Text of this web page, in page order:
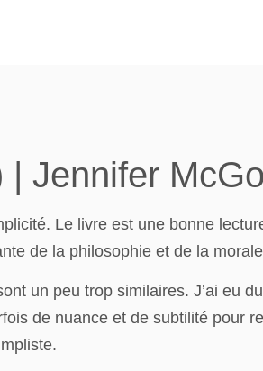
Jennifer
Le livre est une bonne
de la philosophie et de la
un peu trop similaires. J’ai eu
de nuance et de subtilité pour